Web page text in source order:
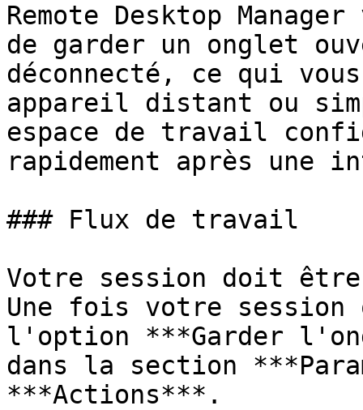
Remote Desktop
de garder un onglet
déconnecté, ce qui
appareil distant ou
espace de travail
rapidement après
### Flux de travail
Votre session doit être
Une fois votre session
l'option ***Garder
dans la section
***Actions***.